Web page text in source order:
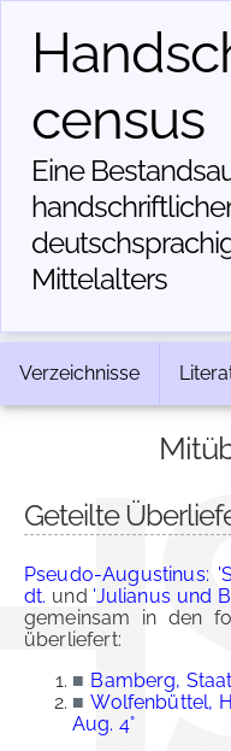
census
Eine
Mittelalters
Verzeichnisse
Geteilte
Pseudo-Augustinus:
dt. und 'Julianus und
gemeinsam in den
überliefert:
■ Bamberg,
■ Wolfenbüttel,
Aug. 4°